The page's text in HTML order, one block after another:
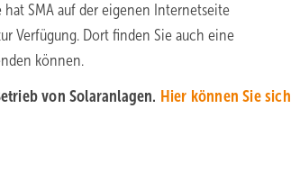
SMA auf der eigenen Internetseite
Verfügung. Dort finden Sie auch eine
können.
von Solaranlagen. Hier können Sie sich